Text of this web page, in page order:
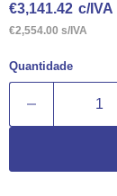
€3,141.42 c/IVA
€2,554.00 s/IVA
Quantidade